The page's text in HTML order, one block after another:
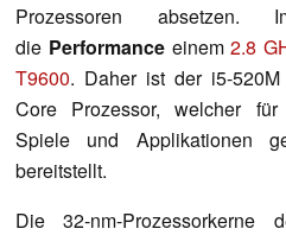
Prozessoren absetzen.
die Performanceeinem2.8
T9600. Daher ist der i5-
Core Prozessor, welcher
Spiele und Applikationen
bereitstellt.
Die 32-nm-Prozessorkerne